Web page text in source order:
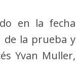
en la fecha
de la prueba y
Yvan Muller,